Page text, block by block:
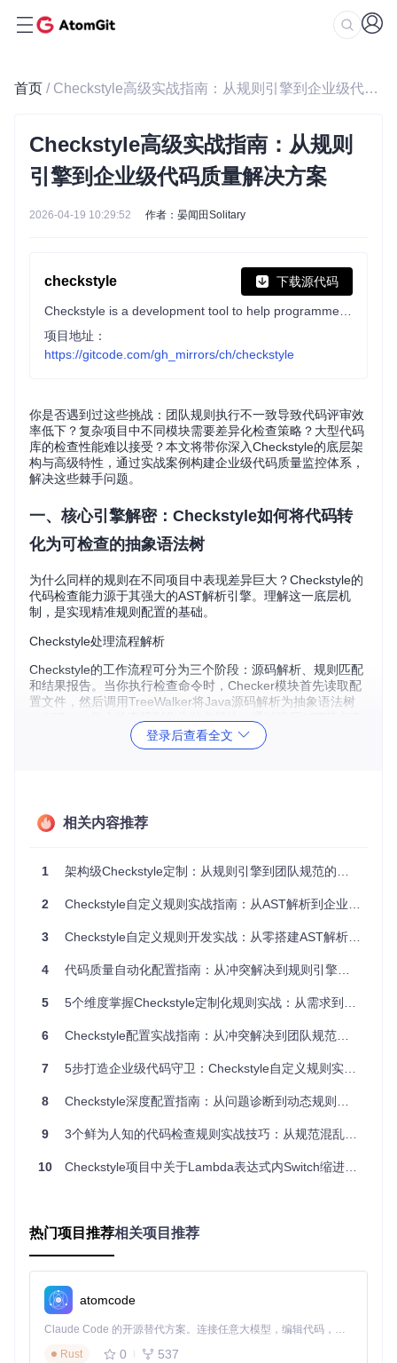
首页 / Checkstyle高级实战指南：从规则引擎到企业级代码质量解决方案
Checkstyle高级实战指南：从规则
引擎到企业级代码质量解决方案
2026-04-19 10:29:52 作者：晏闻田Solitary
checkstyle 下载源代码
项目地址：
https://gitcode.com/gh_mirrors/ch/checkstyle
你是否遇到过这些挑战：团队规则执行不一致导致代码评审效
率低下？复杂项目中不同模块需要差异化检查策略？大型代码
库的检查性能难以接受？本文将带你深入Checkstyle的底层架
构与高级特性，通过实战案例构建企业级代码质量监控体系，
解决这些棘手问题。
一、核心引擎解密：Checkstyle如何将代码转
化为可检查的抽象语法树
为什么同样的规则在不同项目中表现差异巨大？Checkstyle的
代码检查能力源于其强大的AST解析引擎。理解这一底层机
制，是实现精准规则配置的基础。
Checkstyle处理流程解析
Checkstyle的工作流程可分为三个阶段：源码解析、规则匹配
和结果报告。当你执行检查命令时，Checker模块首先读取配
置文件，然后调用TreeWalker将Java源码解析为抽象语法树
始/结束、错误添加和异常处理。DefaultLogger作为默认实
AST解析是规则检查的基础，TreeWalker模块会将代码分解为
历方法定义节点，计算代码行数；NamingConvention则检查
Checkstyle规则执行存在隐式优先级：
文件级检查（如Header）在TreeWalker之前执行
TreeWalker内的规则按配置顺序执行
过滤器（Filter）在规则检查之后、报告生成之前生效
这种执行顺序对复杂规则组合至关重要。例如，必须先进行文
AST解析错误。
官方文档：Checker模块、TreeWalker模块
二、规则工程化：构建可维护的企业级规则体系
企业级Checkstyle配置需要兼顾代码质量与开发效率，实现"有
温度的自动化检查"。
分层规则架构设计
推荐采用"基础层+业务层+环境层"的三层架构：
module name="Checker"
登录后查看全文
相关内容推荐
1 架构级Checkstyle定制：从规则引擎到团队规范的实战指南
2 Checkstyle自定义规则实战指南：从AST解析到企业级规则体系构建
3 Checkstyle自定义规则开发实战：从零搭建AST解析驱动的代码质量守卫
4 代码质量自动化配置指南：从冲突解决到规则引擎定制
5 5个维度掌握Checkstyle定制化规则实战：从需求到落地的全流程指南
6 Checkstyle配置实战指南：从冲突解决到团队规范落地
7 5步打造企业级代码守卫：Checkstyle自定义规则实战秘籍
8 Checkstyle深度配置指南：从问题诊断到动态规则适配
9 3个鲜为人知的代码检查规则实战技巧：从规范混乱到团队代码质量守护
10 Checkstyle项目中关于Lambda表达式内Switch缩进问题的分析与解决
热门项目推荐相关项目推荐
atomcode
Claude Code 的开源替代方案。连接任意大模型，编辑代码，运行命令，自动验证 — 全自动执行。用 Rust 构建，极致性能。 ｜ An open-source alternative to Claude Code. Connect any LLM, edit code, run commands, and verify changes — autonomously. Built in Rust for speed. Get Started
Rust
0 537